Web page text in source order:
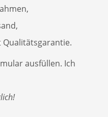
ausfüllen. Ich